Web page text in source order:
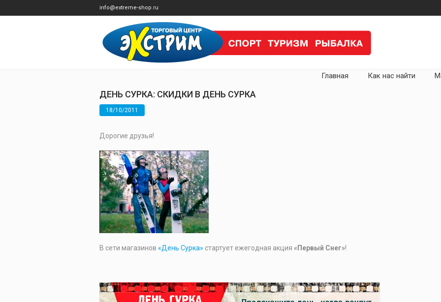
info@extreme-shop.ru
Главная Как нас найти
ДЕНЬ СУРКА: СКИДКИ В ДЕНЬ СУРКА
18/10/2011
Дорогие друзья!
В сети магазинов «День Сурка» стартует ежегодная акция «Первый Снег»!